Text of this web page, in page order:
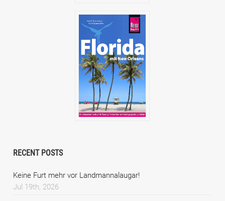
RECENT POSTS
Keine Furt mehr vor Landmannalaugar!
Jul 19th, 2026